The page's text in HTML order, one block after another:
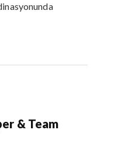
& Team